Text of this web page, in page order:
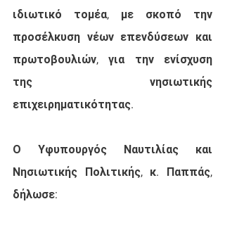
ιδιωτικό τομέα, με σκοπό την
προσέλκυση νέων επενδύσεων και
πρωτοβουλιών, για την ενίσχυση
της  νησιωτικής
επιχειρηματικότητας.
Ο Υφυπουργός Ναυτιλίας και
Νησιωτικής Πολιτικής, κ. Παππάς,
δήλωσε: